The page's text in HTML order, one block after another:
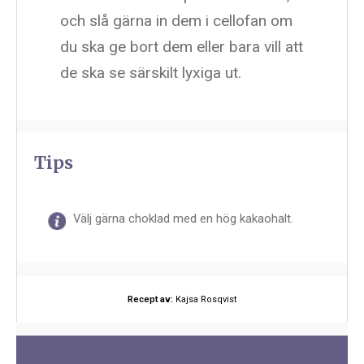
och slå gärna in dem i cellofan om
du ska ge bort dem eller bara vill att
de ska se särskilt lyxiga ut.
Tips
Välj gärna choklad med en hög kakaohalt.
Recept av: Kajsa Rosqvist